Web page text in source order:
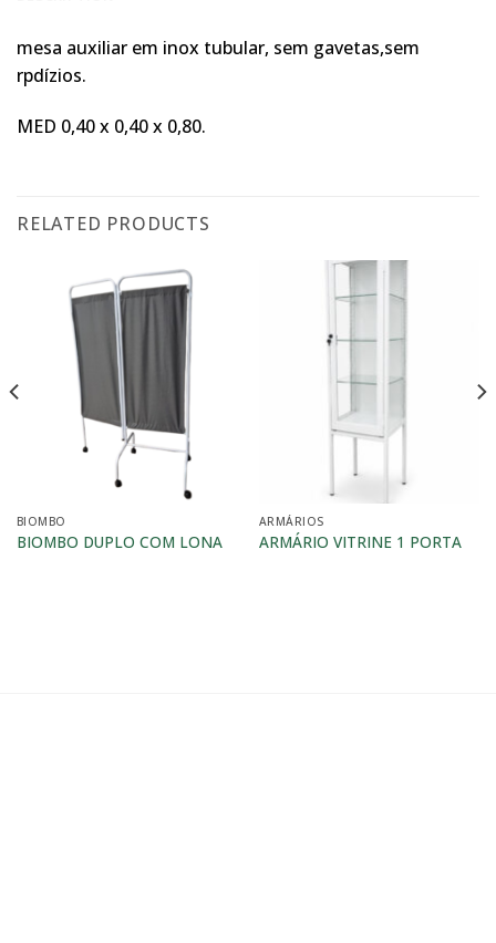
mesa auxiliar em inox tubular, sem gavetas,sem
rpdízios.
MED 0,40 x 0,40 x 0,80.
RELATED PRODUCTS
BIOMBO
BIOMBO DUPLO COM LONA
ARMÁRIOS
ARMÁRIO VITRINE 1 PORTA